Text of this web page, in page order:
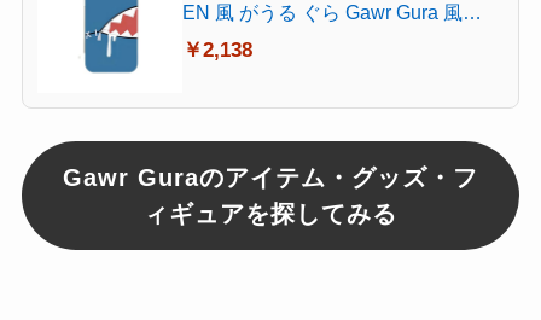
EN 風 がうる ぐら Gawr Gura 風
iPhone12ケース iPhoneSE第2世代
TPU素材 全面保護 萌えグッズ コス
￥2,138
Gawr Guraのアイテム・グッズ・フ
ィギュアを探してみる